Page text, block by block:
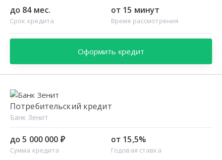
до 84 мес.
Срок кредита
от 15 минут
Время рассмотрения
Оформить кредит
Потребительский кредит
Банк Зенит
до 5 000 000 ₽
Сумма кредита
от 15,5%
Годовая ставка